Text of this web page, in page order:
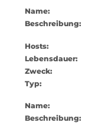
Name:
Beschreibung:
Hosts:
Lebensdauer:
Zweck:
Typ:
Name:
Beschreibung: